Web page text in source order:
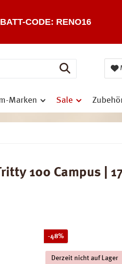
CODE: RENO16
Marken Sale
100 Campus |
-48%Rabatt
Derzeit nicht auf Lager